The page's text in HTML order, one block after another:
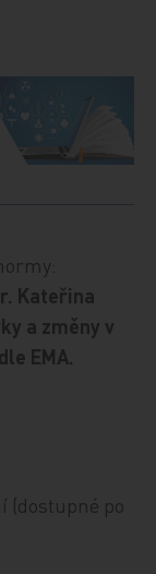
Kateřina
a změny v
EMA.
(dostupné po